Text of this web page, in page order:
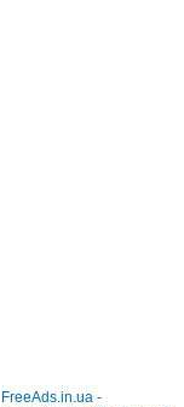
FreeAds.in.ua -